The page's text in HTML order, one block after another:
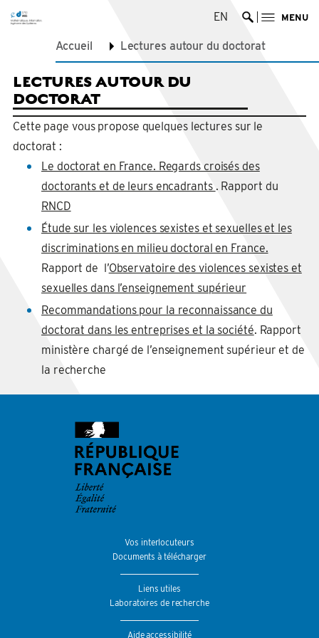
EN MENU
Accueil Lectures autour du doctorat
LECTURES AUTOUR DU
DOCTORAT
Cette page vous propose quelques lectures sur le
doctorat :
Le doctorat en France. Regards croisés des
doctorants et de leurs encadrants . Rapport du
RNCD
Étude sur les violences sexistes et sexuelles et les
discriminations en milieu doctoral en France.
Rapport de l’Observatoire des violences sexistes et
sexuelles dans l’enseignement supérieur
Recommandations pour la reconnaissance du
doctorat dans les entreprises et la société. Rapport
ministère chargé de l’enseignement supérieur et de
la recherche
Vos interlocuteurs
Documents à télécharger
Liens utiles
Laboratoires de recherche
Aide accessibilité